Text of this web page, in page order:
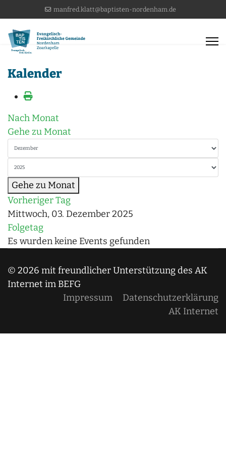
manfred.klatt@baptisten-nordenham.de
Kalender
Nach Monat
Gehe zu Monat
Gehe zu Monat
Vorheriger Tag
Mittwoch, 03. Dezember 2025
Folgetag
Es wurden keine Events gefunden
© 2026 mit freundlicher Unterstützung des AK
Internet im BEFG
Impressum
Datenschutzerklärung
AK Internet